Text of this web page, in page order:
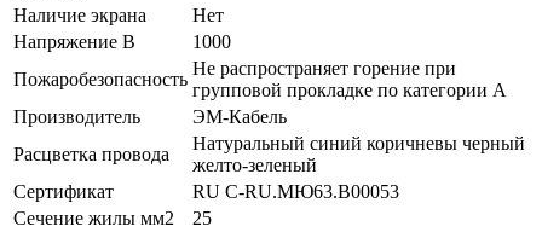
Наличие экрана
Нет
Напряжение В
1000
Пожаробезопасность
Не распространяет горение при
групповой прокладке по категории А
Производитель
ЭМ-Кабель
Расцветка провода
Натуральный синий коричневы черный
желто-зеленый
Сертификат
RU C-RU.МЮ63.B00053
Сечение жилы мм2
25